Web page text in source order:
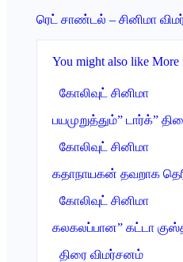
ரெட் சாண்டல் – சினிமா
You might also like More
கோலிவுட் சினிமா
பயமுறுத்தும்” டார்க்”
கோலிவுட் சினிமா
கதாநாயகன் தவறாக
கோலிவுட் சினிமா
கலகலப்பான” கட்டா
திரை விமர்சனம்